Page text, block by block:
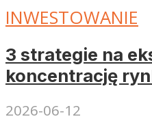
INWESTOWANIE
3 strategie na
koncentrację
2026-06-12